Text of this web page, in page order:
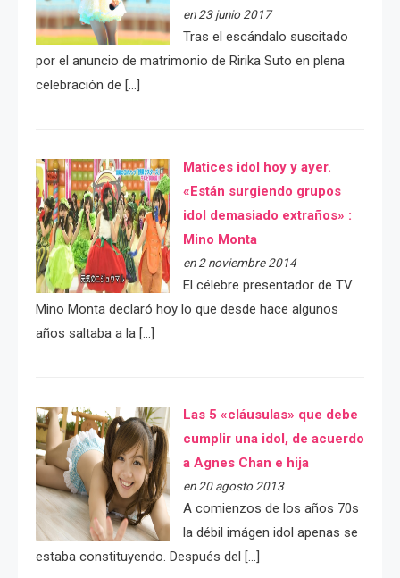
en 23 junio 2017
Tras el escándalo suscitado
por el anuncio de matrimonio de Ririka Suto en plena
celebración de […]
Matices idol hoy y ayer.
«Están surgiendo grupos
idol demasiado extraños» :
Mino Monta
en 2 noviembre 2014
El célebre presentador de TV
Mino Monta declaró hoy lo que desde hace algunos
años saltaba a la […]
Las 5 «cláusulas» que debe
cumplir una idol, de acuerdo
a Agnes Chan e hija
en 20 agosto 2013
A comienzos de los años 70s
la débil imágen idol apenas se
estaba constituyendo. Después del […]